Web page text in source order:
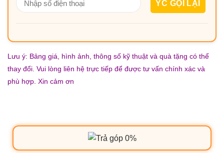
Lưu ý: Bảng giá, hình ảnh, thông số kỹ thuật và quà tặng có thể
thay đổi. Vui lòng liên hệ trực tiếp để được tư vấn chính xác và
phù hợp. Xin cảm ơn